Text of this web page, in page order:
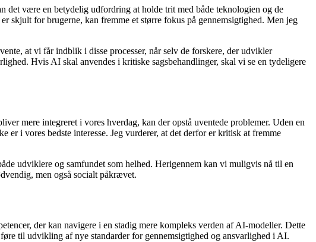
være en betydelig udfordring at holde trit med både teknologien og de
skjult for brugerne, kan fremme et større fokus på gennemsigtighed. Men jeg
at vi får indblik i disse processer, når selv de forskere, der udvikler
Hvis AI skal anvendes i kritiske sagsbehandlinger, skal vi se en tydeligere
mere integreret i vores hverdag, kan der opstå uventede problemer. Uden en
i vores bedste interesse. Jeg vurderer, at det derfor er kritisk at fremme
udviklere og samfundet som helhed. Herigennem kan vi muligvis nå til en
men også socialt påkrævet.
der kan navigere i en stadig mere kompleks verden af AI-modeller. Dette
til udvikling af nye standarder for gennemsigtighed og ansvarlighed i AI.